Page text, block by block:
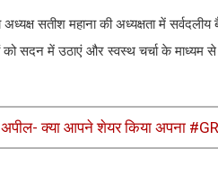
सतीश महाना की अध्यक्षता में
को सदन में उठाएं और स्वस्थ चर्चा के माध्यम
क्या आपने शेयर किया अपना